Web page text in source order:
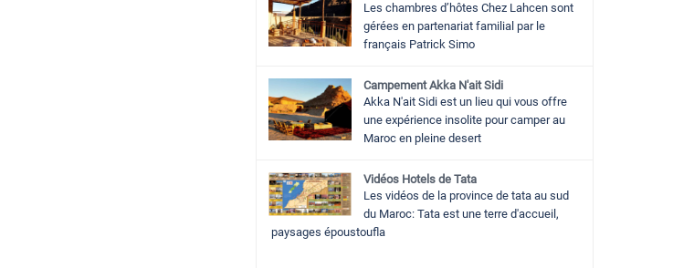
Les chambres d’hôtes Chez Lahcen sont
gérées en partenariat familial par le
français Patrick Simo
Campement Akka N'ait Sidi
Akka N'ait Sidi est un lieu qui vous offre
une expérience insolite pour camper au
Maroc en pleine desert
Vidéos Hotels de Tata
Les vidéos de la province de tata au sud
du Maroc: Tata est une terre d'accueil,
paysages époustoufla